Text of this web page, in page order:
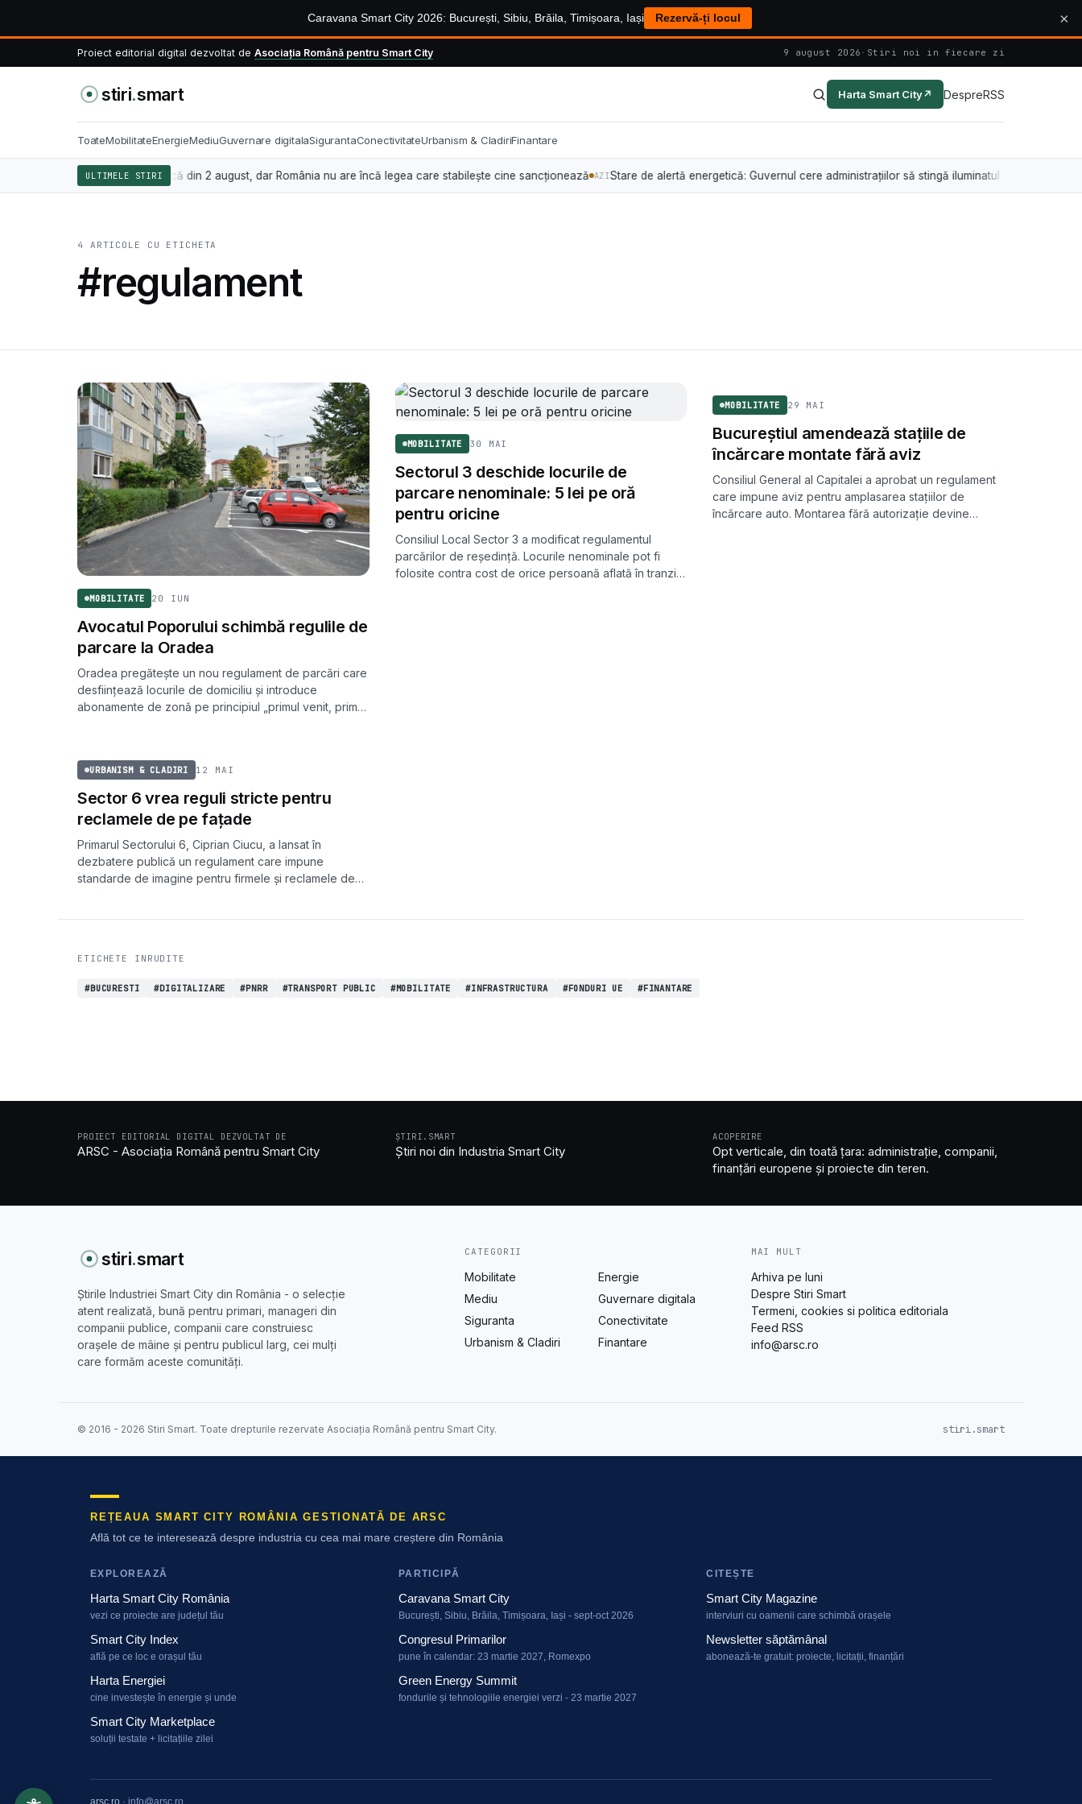
Caravana Smart City 2026: București, Sibiu, Brăila, Timișoara, Iași Rezervă-ți locul ×
Proiect editorial digital dezvoltat de Asociația Română pentru Smart City 9 august 2026 · Stiri noi in fiecare zi
stiri.smart Harta Smart City↗ DespreRSS
ToateMobilitateEnergieMediuGuvernare digitalaSigurantaConectivitateUrbanism & CladiriFinantare
ULTIMELE STIRI
inteligența artificială se aplică din 2 august, dar România nu are încă legea care stabilește cine sancționează AZIStare de alertă energetică: Guvernul cere administrațiilor să stingă iluminatul arhitectural între
4 ARTICOLE CU ETICHETA
#regulament
MOBILITATE 20 IUN
Avocatul Poporului schimbă regulile de
parcare la Oradea
Oradea pregătește un nou regulament de parcări care
desființează locurile de domiciliu și introduce
abonamente de zonă pe principiul „primul venit, primul
MOBILITATE 30 MAI
Sectorul 3 deschide locurile de
parcare nenominale: 5 lei pe oră
pentru oricine
Consiliul Local Sector 3 a modificat regulamentul
parcărilor de reședință. Locurile nenominale pot fi
folosite contra cost de orice persoană aflată în tranzit,
MOBILITATE 29 MAI
Bucureștiul amendează stațiile de
încărcare montate fără aviz
Consiliul General al Capitalei a aprobat un regulament
care impune aviz pentru amplasarea stațiilor de
încărcare auto. Montarea fără autorizație devine
URBANISM & CLADIRI 12 MAI
Sector 6 vrea reguli stricte pentru
reclamele de pe fațade
Primarul Sectorului 6, Ciprian Ciucu, a lansat în
dezbatere publică un regulament care impune
standarde de imagine pentru firmele și reclamele de
ETICHETE INRUDITE
#BUCURESTI #DIGITALIZARE #PNRR #TRANSPORT PUBLIC #MOBILITATE #INFRASTRUCTURA #FONDURI UE #FINANTARE
PROIECT EDITORIAL DIGITAL DEZVOLTAT DE
ARSC - Asociația Română pentru Smart City
ȘTIRI.SMART
Știri noi din Industria Smart City
ACOPERIRE
Opt verticale, din toată țara: administrație, companii,
finanțări europene și proiecte din teren.
stiri.smart
Știrile Industriei Smart City din România - o selecție
atent realizată, bună pentru primari, manageri din
companii publice, companii care construiesc
orașele de mâine și pentru publicul larg, cei mulți
care formăm aceste comunități.
CATEGORII
Mobilitate
Energie
Mediu
Guvernare digitala
Siguranta
Conectivitate
Urbanism & Cladiri
Finantare
MAI MULT
Arhiva pe luni
Despre Stiri Smart
Termeni, cookies si politica editoriala
Feed RSS
info@arsc.ro
© 2016 - 2026 Stiri Smart. Toate drepturile rezervate Asociația Română pentru Smart City. stiri.smart
REȚEAUA SMART CITY ROMÂNIA GESTIONATĂ DE ARSC
Află tot ce te interesează despre industria cu cea mai mare creștere din România
EXPLOREAZĂ
Harta Smart City România
vezi ce proiecte are județul tău
Smart City Index
află pe ce loc e orașul tău
Harta Energiei
cine investește în energie și unde
Smart City Marketplace
soluții testate + licitațiile zilei
PARTICIPĂ
Caravana Smart City
București, Sibiu, Brăila, Timișoara, Iași - sept-oct 2026
Congresul Primarilor
pune în calendar: 23 martie 2027, Romexpo
Green Energy Summit
fondurile și tehnologiile energiei verzi - 23 martie 2027
CITEȘTE
Smart City Magazine
interviuri cu oamenii care schimbă orașele
Newsletter săptămânal
abonează-te gratuit: proiecte, licitații, finanțări
arsc.ro · info@arsc.ro